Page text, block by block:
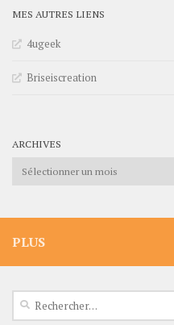
MES AUTRES LIENS
4ugeek
Briseiscreation
ARCHIVES
Archives
PLUS
Rechercher :